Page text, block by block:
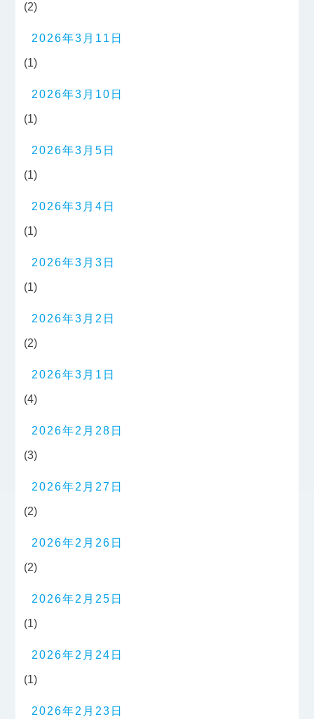
(2)
2026年3月11日
(1)
2026年3月10日
(1)
2026年3月5日
(1)
2026年3月4日
(1)
2026年3月3日
(1)
2026年3月2日
(2)
2026年3月1日
(4)
2026年2月28日
(3)
2026年2月27日
(2)
2026年2月26日
(2)
2026年2月25日
(1)
2026年2月24日
(1)
2026年2月23日